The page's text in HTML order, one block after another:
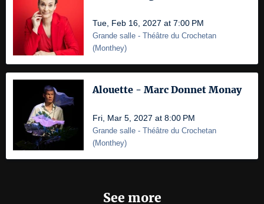
Tue, Feb 16, 2027 at 7:00 PM
Grande salle - Théâtre du Crochetan
(Monthey)
Alouette - Marc Donnet Monay
Fri, Mar 5, 2027 at 8:00 PM
Grande salle - Théâtre du Crochetan
(Monthey)
See more